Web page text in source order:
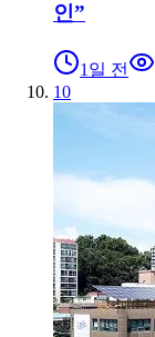
인”
1일 전
10